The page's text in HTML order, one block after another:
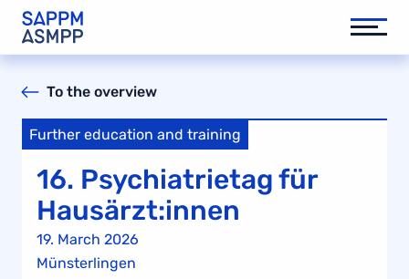
To the overview
Further education and training
16. Psychiatrietag für
Hausärzt:innen
19. March 2026
Münsterlingen